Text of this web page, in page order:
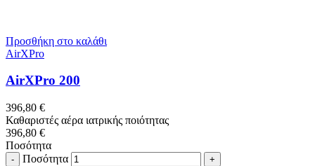
Προσθήκη στο καλάθι
AirXPro
AirXPro 200
396,80 €
Καθαριστές αέρα ιατρικής ποιότητας
396,80 €
Ποσότητα
Ποσότητα